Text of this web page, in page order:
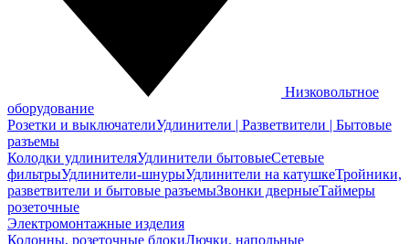
Низковольтное
оборудование
Розетки и выключателиУдлинители | Разветвители | Бытовые
разъемы
Колодки удлинителяУдлинители бытовыеСетевые
фильтрыУдлинители-шнурыУдлинители на катушкеТройники,
разветвители и бытовые разъемыЗвонки дверныеТаймеры
розеточные
Электромонтажные изделия
Колонны, розеточные блокиЛючки, напольные